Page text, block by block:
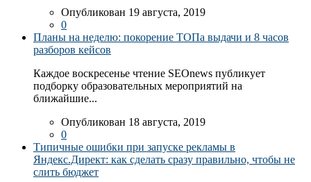
Опубликован 19 августа, 2019
0
Планы на неделю: покорение ТОПа выдачи и 8 часов
разборов кейсов
Каждое воскресенье чтение SEOnews публикует
подборку образовательных мероприятий на
ближайшие...
Опубликован 18 августа, 2019
0
Типичные ошибки при запуске рекламы в
Яндекс.Директ: как сделать сразу правильно, чтобы не
слить бюджет